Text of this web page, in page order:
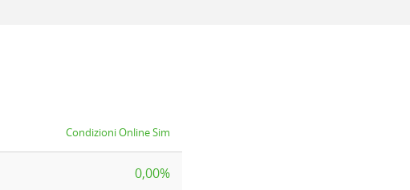
Condizioni Online Sim
0,00%